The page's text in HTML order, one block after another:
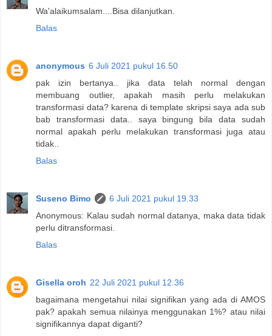
Wa'alaikumsalam....Bisa dilanjutkan.
Balas
anonymous 6 Juli 2021 pukul 16.50
pak izin bertanya.. jika data telah normal dengan
membuang outlier, apakah masih perlu melakukan
transformasi data? karena di template skripsi saya ada sub
bab transformasi data.. saya bingung bila data sudah
normal apakah perlu melakukan transformasi juga atau
tidak..
Balas
Suseno Bimo
6 Juli 2021 pukul 19.33
Anonymous: Kalau sudah normal datanya, maka data tidak
perlu ditransformasi.
Balas
Gisella oroh 22 Juli 2021 pukul 12.36
bagaimana mengetahui nilai signifikan yang ada di AMOS
pak? apakah semua nilainya menggunakan 1%? atau nilai
signifikannya dapat diganti?